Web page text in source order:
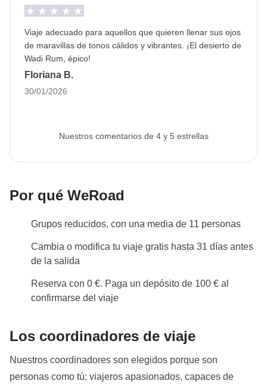
horarios de apertura de los lugares públicos. El pack
el día podremos comer en zonas privadas. Ser
WeRoader también significa respetar tradiciones
locales como esta, ¡será una oportunidad para
conocerlas aún más de cerca!
Viaje adecuado para aquellos que quieren llenar sus ojos
de maravillas de tonos cálidos y vibrantes. ¡El desierto de
Wadi Rum, épico!
Floriana B.
30/01/2026
Nuestros comentarios de 4 y 5 estrellas
Por qué WeRoad
Grupos reducidos, con una media de 11 personas
Cambia o modifica tu viaje gratis hasta 31 días antes
de la salida
Reserva con 0 €. Paga un depósito de 100 € al
confirmarse del viaje
Los coordinadores de viaje
Nuestros coordinadores son elegidos porque son
personas como tú: viajeros apasionados, capaces de